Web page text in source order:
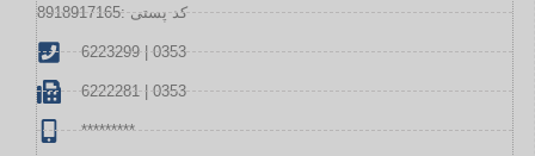
کد پستی :8918917165
6223299 | 0353
6222281 | 0353
*********